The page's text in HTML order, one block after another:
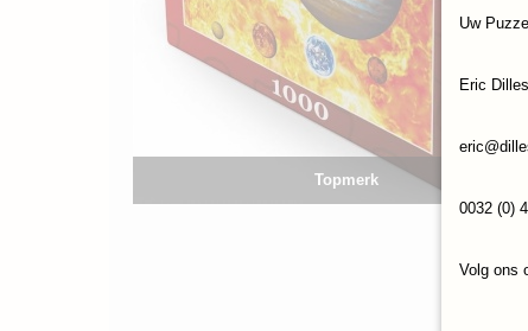
Topmerk
Uw
Eric Dilles
0032 (0)
Volg ons